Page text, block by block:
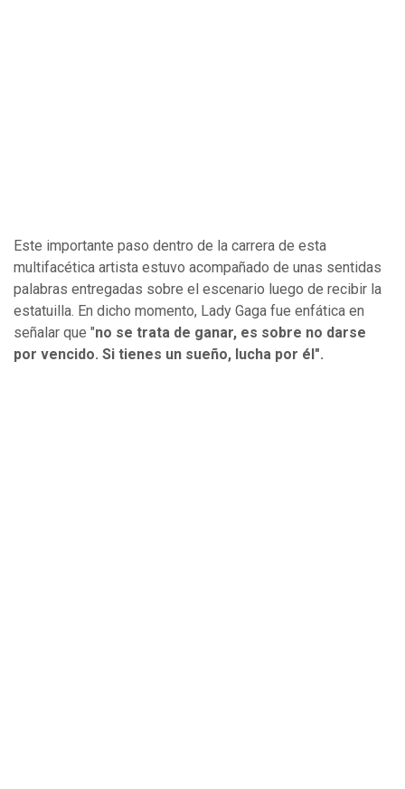
Este importante paso dentro de la carrera de esta
multifacética artista estuvo acompañado de unas sentidas
palabras entregadas sobre el escenario luego de recibir la
estatuilla. En dicho momento, Lady Gaga fue enfática en
señalar que "no se trata de ganar, es sobre no darse
por vencido. Si tienes un sueño, lucha por él".